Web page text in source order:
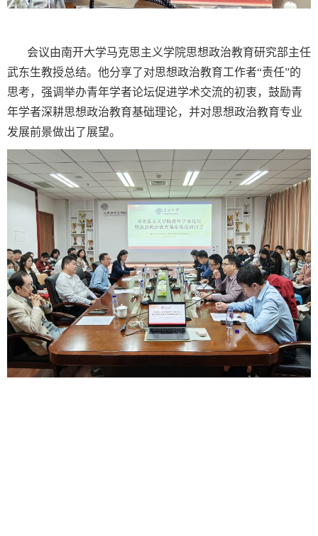
会议由南开大学马克思主义学院思想政治教育研究部主任
武东生教授总结。他分享了对思想政治教育工作者“责任”的
思考，强调举办青年学者论坛促进学术交流的初衷，鼓励青
年学者深耕思想政治教育基础理论，并对思想政治教育专业
发展前景做出了展望。